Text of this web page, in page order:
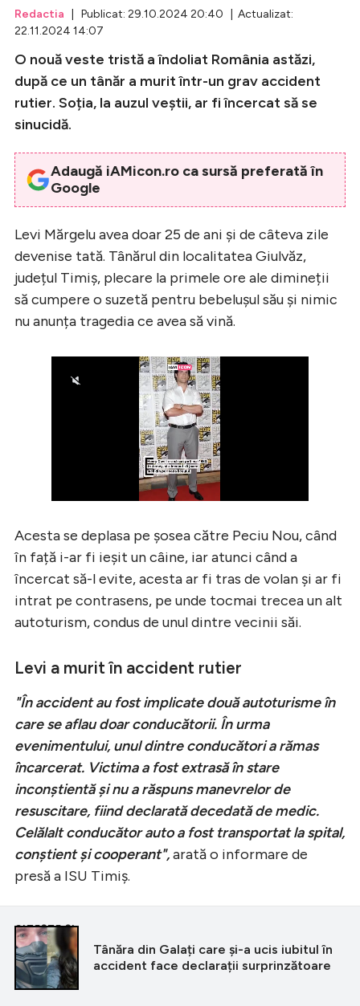
Intră în cont
Redactia | Publicat: 29.10.2024 20:40 | Actualizat:
22.11.2024 14:07
O nouă veste tristă a îndoliat România astăzi,
după ce un tânăr a murit într-un grav accident
rutier. Soția, la auzul veștii, ar fi încercat să se
sinucidă.
Adaugă iAMicon.ro ca sursă preferată în
Google
Levi Mărgelu avea doar 25 de ani și de câteva zile
devenise tată. Tânărul din localitatea Giulvăz,
județul Timiș, plecare la primele ore ale dimineții
să cumpere o suzetă pentru bebelușul său și nimic
nu anunța tragedia ce avea să vină.
Acesta se deplasa pe șosea către Peciu Nou, când
în față i-ar fi ieșit un câine, iar atunci când a
încercat să-l evite, acesta ar fi tras de volan și ar fi
intrat pe contrasens, pe unde tocmai trecea un alt
autoturism, condus de unul dintre vecinii săi.
Levi a murit în accident rutier
"În accident au fost implicate două autoturisme în
care se aflau doar conducătorii. În urma
evenimentului, unul dintre conducători a rămas
încarcerat. Victima a fost extrasă în stare
inconştientă şi nu a răspuns manevrelor de
resuscitare, fiind declarată decedată de medic.
Celălalt conducător auto a fost transportat la spital,
conştient şi cooperant",arată o informare de
presă a ISU Timiş.
CITEȘTE ȘI
Tânăra din Galați care și-a ucis iubitul în
accident face declarații surprinzătoare